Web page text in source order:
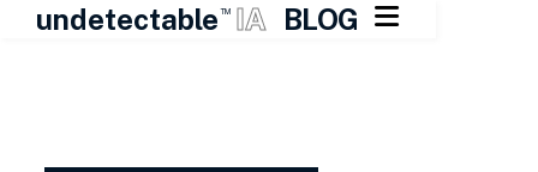
undetectable TM IA BLOG 